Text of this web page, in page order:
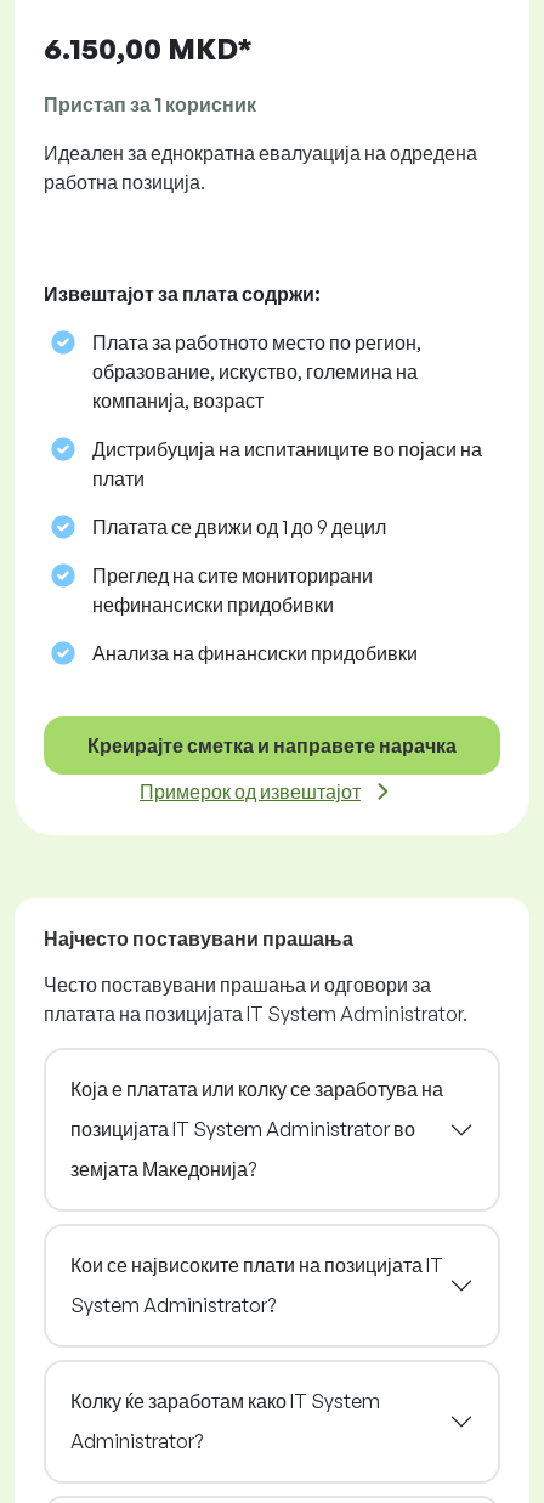
6.150,00 MKD*
Пристап за 1 корисник
Идеален за еднократна евалуација на одредена
работна позиција.
Извештајот за плата содржи:
Плата за работното место по регион,
образование, искуство, големина на
компанија, возраст
Дистрибуција на испитаниците во појаси на
плати
Платата се движи од 1 до 9 децил
Преглед на сите мониторирани
нефинансиски придобивки
Анализа на финансиски придобивки
Креирајте сметка и направете нарачка
Примерок од извештајот
Најчесто поставувани прашања
Често поставувани прашања и одговори за
платата на позицијата IT System Administrator.
Која е платата или колку се заработува на
позицијата IT System Administrator во
земјата Македонија?
Кои се највисоките плати на позицијата IT
System Administrator?
Колку ќе заработам како IT System
Administrator?